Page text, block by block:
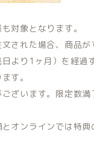
対象となります。
された場合、商品が
より1ヶ月）を経過
す。
ざいます。限定数満
オンラインでは特典